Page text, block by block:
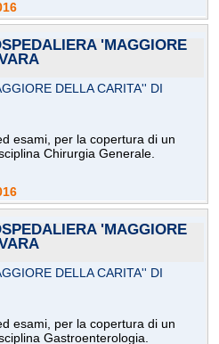
'MAGGIORE
DELLA CARITA'' DI
esami, per la copertura di un
Chirurgia Generale.
'MAGGIORE
DELLA CARITA'' DI
esami, per la copertura di un
Gastroenterologia.